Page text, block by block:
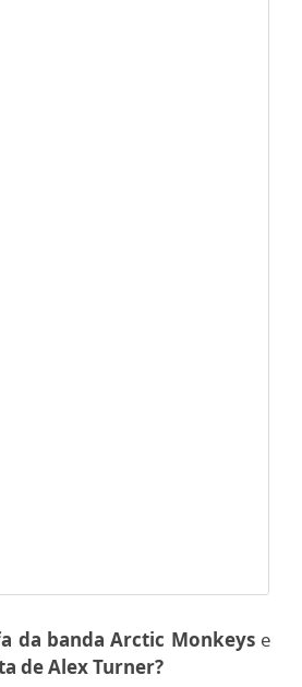
da banda Arctic Monkeys e
de Alex Turner?